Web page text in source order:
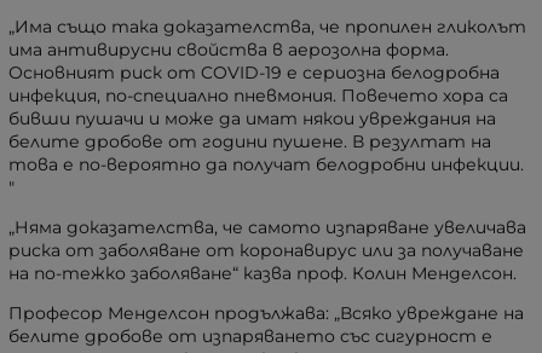
„Има също така доказателства, че пропилен гликолът
има антивирусни свойства в аерозолна форма.
Основният риск от COVID-19 е сериозна белодробна
инфекция, по-специално пневмония. Повечето хора са
бивши пушачи и може да имат някои увреждания на
белите дробове от години пушене. В резултат на
това е по-вероятно да получат белодробни инфекции.
"
„Няма доказателства, че самото изпаряване увеличава
риска от заболяване от коронавирус или за получаване
на по-тежко заболяване“ казва проф. Колин Менделсон.
Професор Менделсон продължава: „Всяко увреждане на
белите дробове от изпаряването със сигурност е